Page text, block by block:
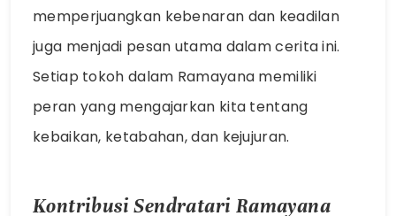
memperjuangkan kebenaran dan keadilan
juga menjadi pesan utama dalam cerita ini.
Setiap tokoh dalam Ramayana memiliki
peran yang mengajarkan kita tentang
kebaikan, ketabahan, dan kejujuran.
Kontribusi Sendratari Ramayana